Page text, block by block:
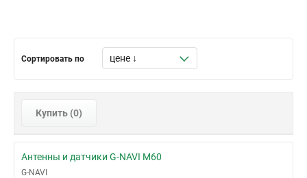
Сортировать по
Купить (0)
Антенны и датчики G-NAVI M60
G-NAVI